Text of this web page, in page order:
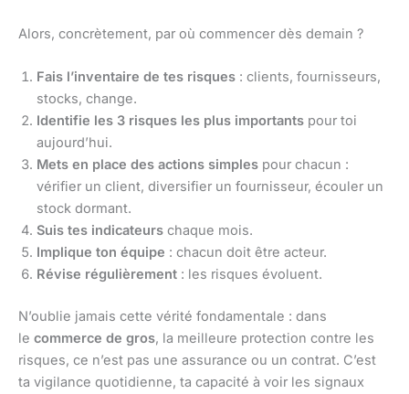
Alors, concrètement, par où commencer dès demain ?
Fais l’inventaire de tes risques : clients, fournisseurs,
stocks, change.
Identifie les 3 risques les plus importants pour toi
aujourd’hui.
Mets en place des actions simples pour chacun :
vérifier un client, diversifier un fournisseur, écouler un
stock dormant.
Suis tes indicateurs chaque mois.
Implique ton équipe : chacun doit être acteur.
Révise régulièrement : les risques évoluent.
N’oublie jamais cette vérité fondamentale : dans
le commerce de gros, la meilleure protection contre les
risques, ce n’est pas une assurance ou un contrat. C’est
ta vigilance quotidienne, ta capacité à voir les signaux